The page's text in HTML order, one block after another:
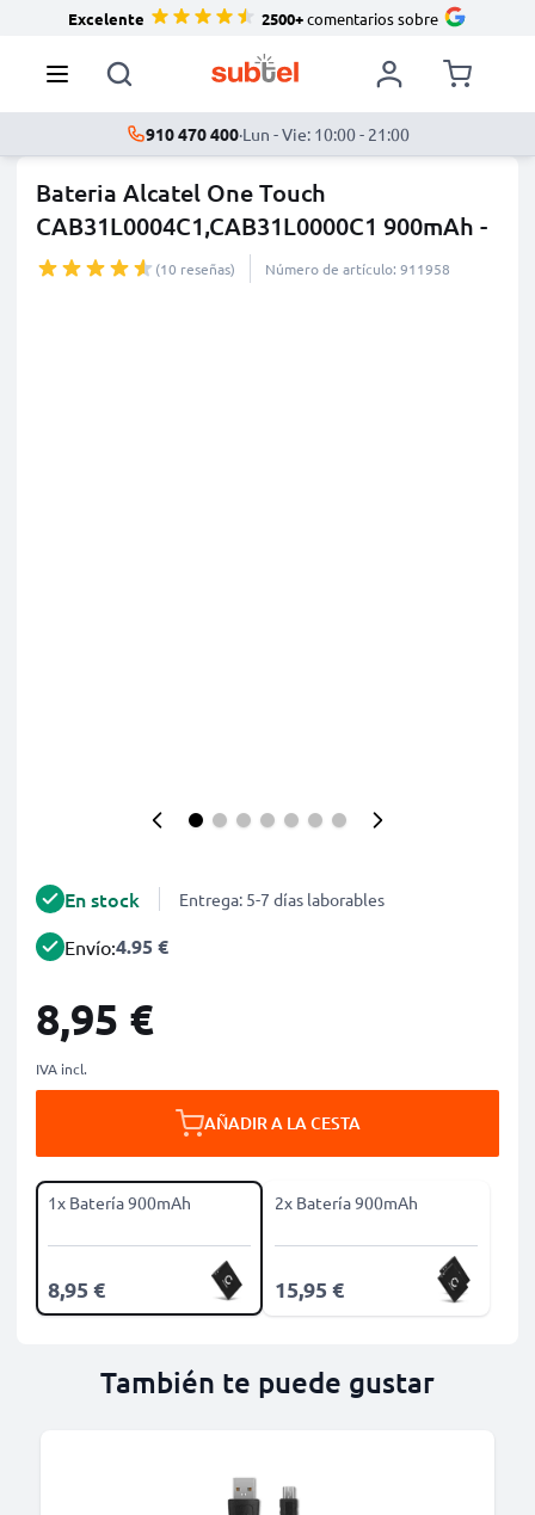
Excelente 2500+comentarios sobre
910 470 400·Lun - Vie: 10:00 - 21:00
Bateria Alcatel One Touch
CAB31L0004C1,CAB31L0000C1 900mAh -
...más (10 reseñas) Número de artículo: 911958
En stock Entrega: 5-7 días laborables
Envío:4.95 €
8,95 €
IVA incl.
AÑADIR A LA CESTA
1x Batería 900mAh
8,95 €
2x Batería 900mAh
15,95 €
También te puede gustar